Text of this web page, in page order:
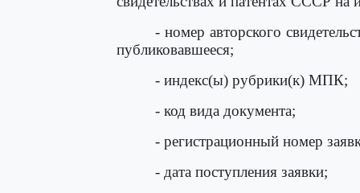
- номер авторского
публиковавшееся;
- индекс(ы) рубрики(к) МПК;
- код вида документа;
- регистрационный номер
- дата поступления заявки;